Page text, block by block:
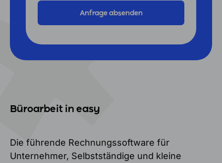
Büroarbeit in easy
Die führende Rechnungssoftware für
Unternehmer, Selbstständige und kleine